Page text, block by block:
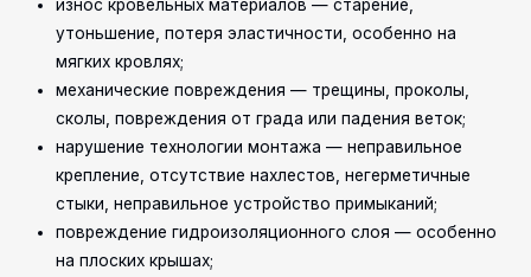
износ кровельных материалов — старение,
утоньшение, потеря эластичности, особенно на
мягких кровлях;
механические повреждения — трещины, проколы,
сколы, повреждения от града или падения веток;
нарушение технологии монтажа — неправильное
крепление, отсутствие нахлестов, негерметичные
стыки, неправильное устройство примыканий;
повреждение гидроизоляционного слоя — особенно
на плоских крышах;